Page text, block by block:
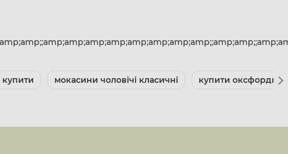
купити мокасини чоловічі класичні купити оксфорди